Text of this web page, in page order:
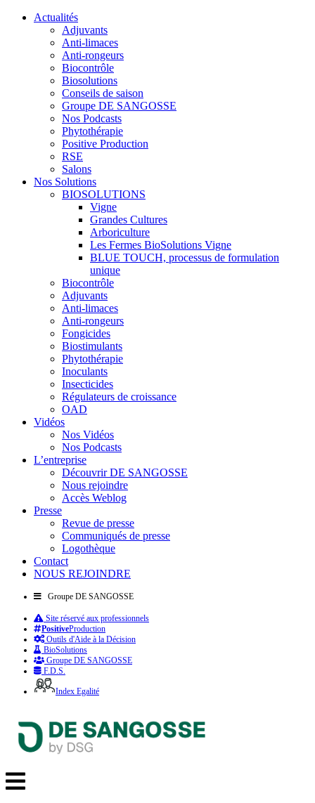
Actualités
Adjuvants
Anti-limaces
Anti-rongeurs
Biocontrôle
Biosolutions
Conseils de saison
Groupe DE SANGOSSE
Nos Podcasts
Phytothérapie
Positive Production
RSE
Salons
Nos Solutions
BIOSOLUTIONS
Vigne
Grandes Cultures
Arboriculture
Les Fermes BioSolutions Vigne
BLUE TOUCH, processus de formulation
unique
Biocontrôle
Adjuvants
Anti-limaces
Anti-rongeurs
Fongicides
Biostimulants
Phytothérapie
Inoculants
Insecticides
Régulateurs de croissance
OAD
Vidéos
Nos Vidéos
Nos Podcasts
L’entreprise
Découvrir DE SANGOSSE
Nous rejoindre
Accès Weblog
Presse
Revue de presse
Communiqués de presse
Logothèque
Contact
NOUS REJOINDRE
Groupe DE SANGOSSE
Site réservé aux professionnels
PositiveProduction
Outils d'Aide à la Décision
BioSolutions
Groupe DE SANGOSSE
F.D.S.
Index Egalité